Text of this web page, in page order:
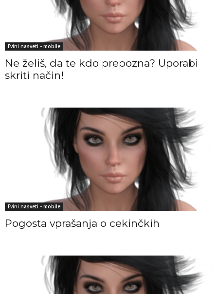
Evini nasveti - mobile
Ne želiš, da te kdo prepozna? Uporabi
skriti način!
Evini nasveti - mobile
Pogosta vprašanja o cekinčkih